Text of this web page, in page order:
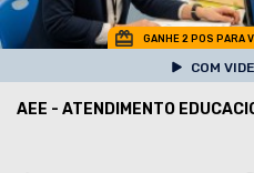
GANHE 2 POS PARA
COM
AEE - ATENDIMENTO